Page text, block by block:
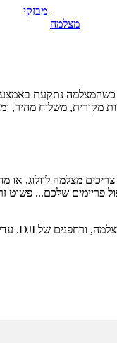
מבזקי
מצלמה
בוכים כשהמצלמה
מקורית, משלוח מהיר,
מצלמה לוולוג, או
שלכם... פשוט